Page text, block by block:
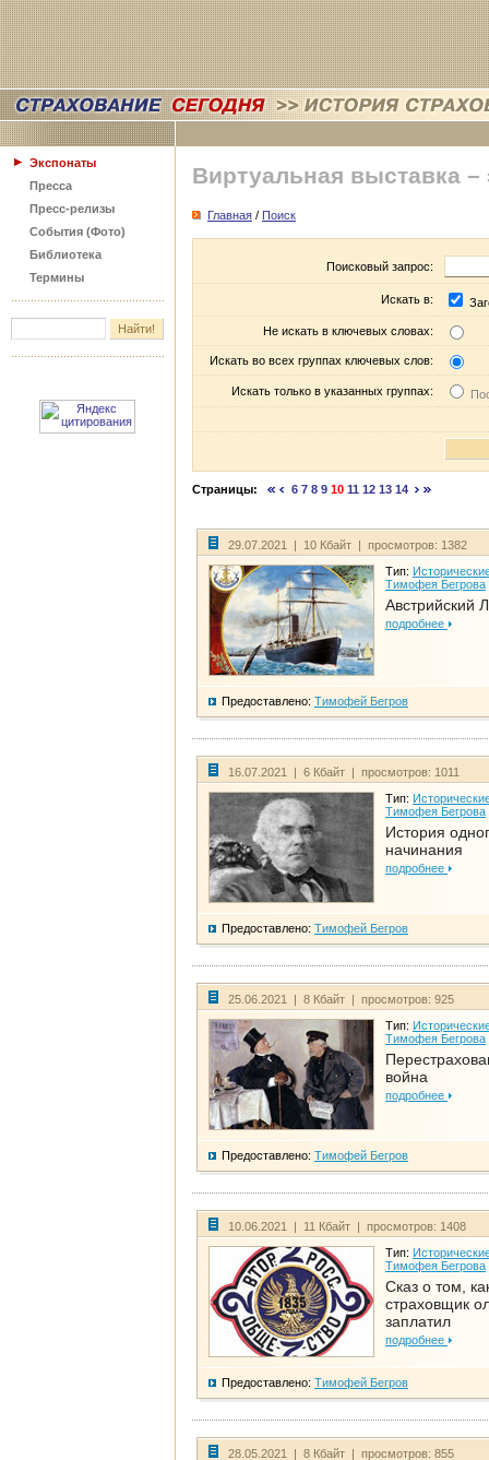
Экспонаты
Пресса
Пресс-релизы
События (Фото)
Библиотека
Термины
Виртуальная выставка –
Главная / Поиск
Поисковый запрос:
Искать в:
Не искать в ключевых словах:
Искать во всех группах ключевых слов:
Искать только в указанных группах:
Страницы: 6 7 8 9 10 11 12 13 14
29.07.2021 | 10 Кбайт | просмотров: 1382
Тип:
Тимофея Бегрова
Австрийский
подробнее
Предоставлено: Тимофей Бегров
16.07.2021 | 6 Кбайт | просмотров: 1011
Тип:
Тимофея Бегрова
История
начинания
подробнее
Предоставлено: Тимофей Бегров
25.06.2021 | 8 Кбайт | просмотров: 925
Тип:
Тимофея Бегрова
война
подробнее
Предоставлено: Тимофей Бегров
10.06.2021 | 11 Кбайт | просмотров: 1408
Тип:
Тимофея Бегрова
Сказ о том,
страховщик
заплатил
подробнее
Предоставлено: Тимофей Бегров
28.05.2021 | 8 Кбайт | просмотров: 855